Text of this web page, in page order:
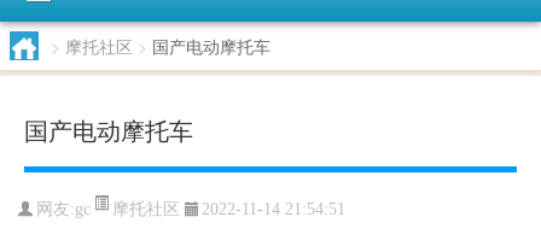
> 摩托社区 > 国产电动摩托车
国产电动摩托车
网友:gc 摩托社区 2022-11-14 21:54:51